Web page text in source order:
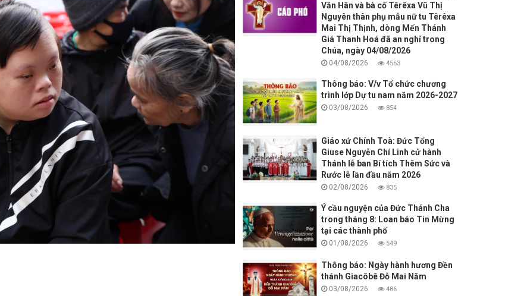
Văn Hân và bà cố Têrêxa Vũ Thị
Nguyên thân phụ mẫu nữ tu Têrêxa
Mai Thị Thịnh, dòng Mến Thánh
Giá Thanh Hoá đã an nghỉ trong
Chúa, ngày 04/08/2026
04/08/2026 4563
Thông báo: V/v Tổ chức chương
trình lớp Dự tu nam năm 2026-2027
03/08/2026 854
Giáo xứ Chính Toà: Đức Tổng
Giuse Nguyễn Chí Linh cử hành
Thánh lễ ban Bí tích Thêm Sức và
Rước lễ lần đầu năm 2026
02/08/2026 835
Ý cầu nguyện của Đức Thánh Cha
trong tháng 8: Loan báo Tin Mừng
tại các thành phố
01/08/2026 549
Thông báo: Ngày hành hương Đền
thánh Giacôbê Đỗ Mai Năm
03/08/2026 486